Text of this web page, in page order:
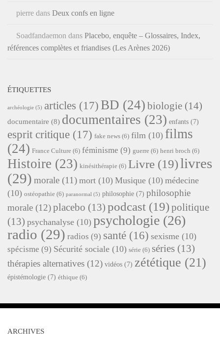
pierre dans Deux confs en ligne
Soadfandaemon dans Placebo, enquête – Glossaires, Index,
références complètes et friandises (Les Arènes 2026)
ÉTIQUETTES
archéologie (5) articles (17) BD (24) biologie (14)
documentaire (8) documentaires (23) enfants (7)
esprit critique (17) fake news (6) film (10) films
(24) France Culture (6) féminisme (9) guerre (6) henri broch (6)
Histoire (23) kinésithérapie (6) Livre (19)livres
(29) morale (11) mort (10) Musique (10) médecine
(10) ostéopathie (6) paranormal (5) philosophie (7) philosophie
morale (12)placebo (13) podcast (19)politique
(13) psychanalyse (10) psychologie (26)
radio (29) radios (9) santé (16) sexisme (10)
spécisme (9) Sécurité sociale (10) série (6) séries (13)
thérapies alternatives (12) vidéos (7) zététique (21)
épistémologie (7) éthique (6)
ARCHIVES